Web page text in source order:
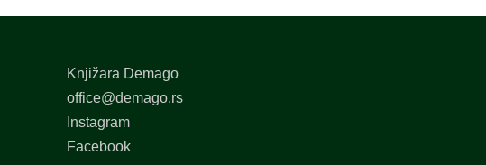
Knjižara Demago
office@demago.rs
Instagram
Facebook